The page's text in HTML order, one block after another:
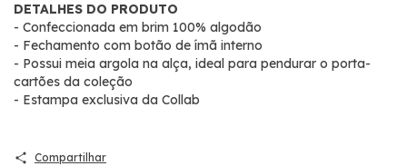
DETALHES DO PRODUTO
- Confeccionada em brim 100% algodão
- Fechamento com botão de ímã interno
- Possui meia argola na alça, ideal para pendurar o porta-
cartões da coleção
- Estampa exclusiva da Collab
Compartilhar